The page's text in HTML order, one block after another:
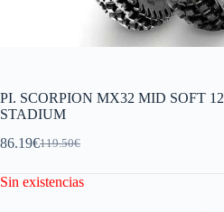
PI. SCORPION MX32 MID SOFT
STADIUM
119.50€
86.19€
Sin existencias